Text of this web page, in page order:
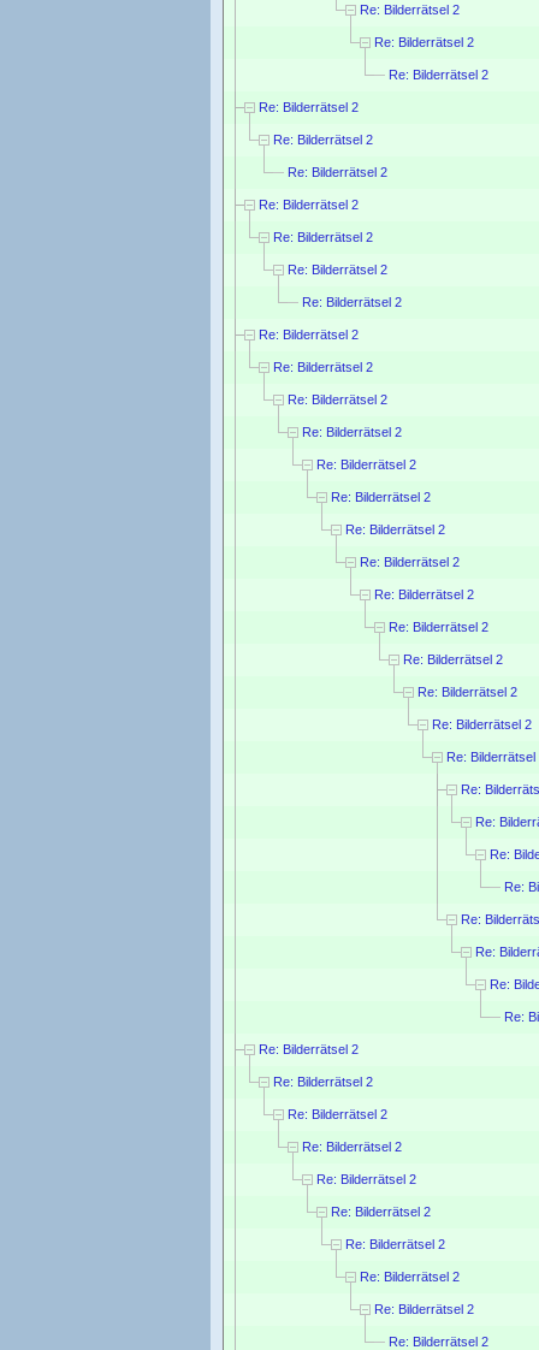
Re: Bilderrätsel 2
Re: Bilderrätsel 2
Re: Bilderrätsel 2
Re: Bilderrätsel 2
Re: Bilderrätsel 2
Re: Bilderrätsel 2
Re: Bilderrätsel 2
Re: Bilderrätsel 2
Re: Bilderrätsel 2
Re: Bilderrätsel 2
Re: Bilderrätsel 2
Re: Bilderrätsel 2
Re: Bilderrätsel 2
Re: Bilderrätsel 2
Re: Bilderrätsel 2
Re: Bilderrätsel 2
Re: Bilderrätsel 2
Re: Bilderrätsel 2
Re: Bilderrätsel 2
Re: Bilderrätsel 2
Re: Bilderrätsel 2
Re: Bilderrätsel 2
Re: Bilderrätsel 2
Re: Bilderrätsel
Re:
Re:
Re:
Re:
Re:
Re:
Re:
Re:
Re: Bilderrätsel 2
Re: Bilderrätsel 2
Re: Bilderrätsel 2
Re: Bilderrätsel 2
Re: Bilderrätsel 2
Re: Bilderrätsel 2
Re: Bilderrätsel 2
Re: Bilderrätsel 2
Re: Bilderrätsel 2
Re: Bilderrätsel 2